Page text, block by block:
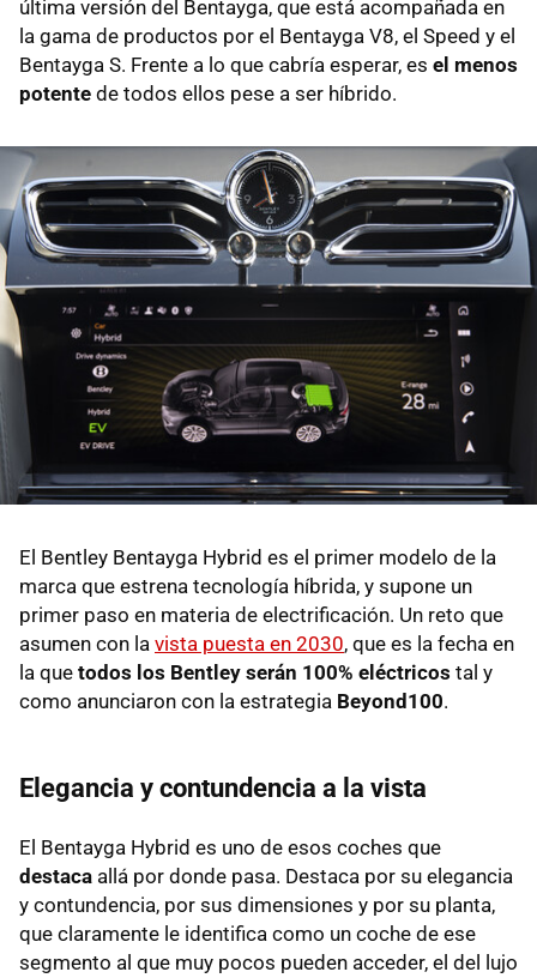
última versión del Bentayga, que está acompañada en
la gama de productos por el Bentayga V8, el Speed y el
Bentayga S. Frente a lo que cabría esperar, es el menos
potente de todos ellos pese a ser híbrido.
El Bentley Bentayga Hybrid es el primer modelo de la
marca que estrena tecnología híbrida, y supone un
primer paso en materia de electrificación. Un reto que
asumen con la vista puesta en 2030, que es la fecha en
la que todos los Bentley serán 100% eléctricos tal y
como anunciaron con la estrategia Beyond100.
Elegancia y contundencia a la vista
El Bentayga Hybrid es uno de esos coches que
destaca allá por donde pasa. Destaca por su elegancia
y contundencia, por sus dimensiones y por su planta,
que claramente le identifica como un coche de ese
segmento al que muy pocos pueden acceder, el del lujo